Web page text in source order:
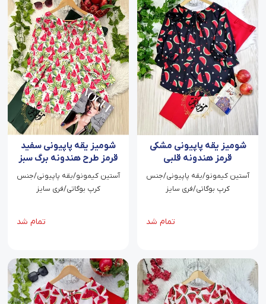
شومیز یقه پاپیونی مشکی
قرمز هندونه قلبی
آستین کیمونو/یقه پاپیونی/جنس
کرپ بوگاتی/فری سایز
تمام شد
شومیز یقه پاپیونی سفید
قرمز طرح هندونه برگ سبز
آستین کیمونو/یقه پاپیونی/جنس
کرپ بوگاتی/فری سایز
تمام شد